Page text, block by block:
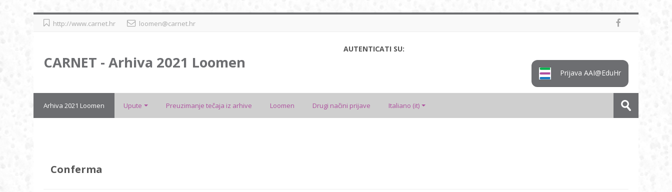
http://www.carnet.hr loomen@carnet.hr
CARNET - Arhiva 2021 Loomen
AUTENTICATI SU:
Prijava AAI@EduHr
Arhiva 2021 Loomen Upute Preuzimanje tečaja iz arhive Loomen Drugi načini prijave Italiano ‎(it)‎ Invia
Conferma